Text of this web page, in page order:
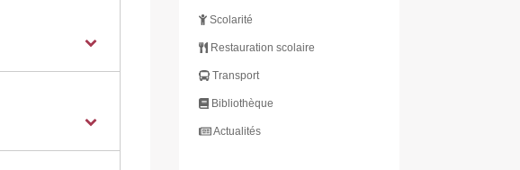
Scolarité
Restauration scolaire
Transport
Bibliothèque
Actualités